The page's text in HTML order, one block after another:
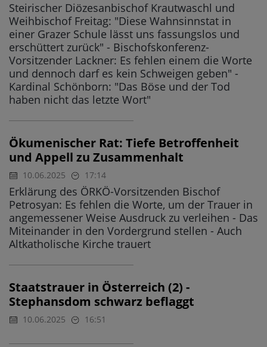
Steirischer Diözesanbischof Krautwaschl und
Weihbischof Freitag: "Diese Wahnsinnstat in
einer Grazer Schule lässt uns fassungslos und
erschüttert zurück" - Bischofskonferenz-
Vorsitzender Lackner: Es fehlen einem die Worte
und dennoch darf es kein Schweigen geben" -
Kardinal Schönborn: "Das Böse und der Tod
haben nicht das letzte Wort"
Ökumenischer Rat: Tiefe Betroffenheit
und Appell zu Zusammenhalt
10.06.2025 17:14
Erklärung des ÖRKÖ-Vorsitzenden Bischof
Petrosyan: Es fehlen die Worte, um der Trauer in
angemessener Weise Ausdruck zu verleihen - Das
Miteinander in den Vordergrund stellen - Auch
Altkatholische Kirche trauert
Staatstrauer in Österreich (2) -
Stephansdom schwarz beflaggt
10.06.2025 16:51